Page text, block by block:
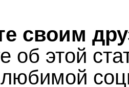
своим
об этой